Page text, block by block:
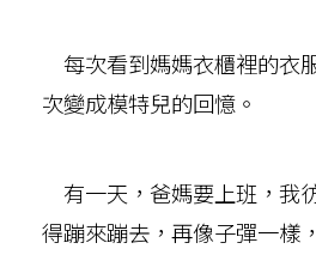
每次看到媽媽衣櫃裡的衣
次變成模特兒的回憶。
有一天，爸媽要上班，我
得蹦來蹦去，再像子彈一樣